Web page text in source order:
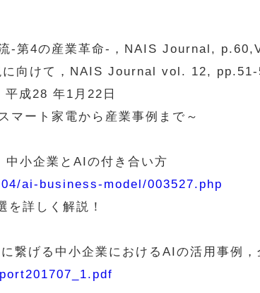
-第4の産業革命-，NAIS Journal,
に向けて，NAIS Journal vol. 12,
成28 年1月22日
マート家電から産業事例まで～
小企業とAIの付き合い方
ai-business-model/003527.php
詳しく解説！
繋げる中小企業におけるAIの活用事例